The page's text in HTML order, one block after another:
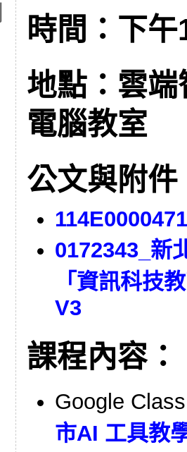
時間：下
地點：雲
電腦教室
公文與附件
114E0000471
0172343_新
「資訊科技
V3
課程內容：
Google
市AI 工具教